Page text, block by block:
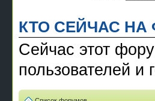
КТО СЕЙЧАС НА
Сейчас этот
пользователей и